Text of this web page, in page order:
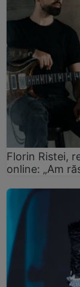
Florin Ristei,
online: „Am